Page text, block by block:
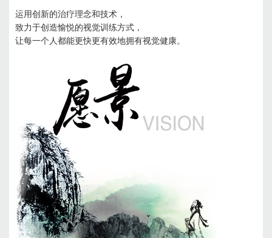
运用创新的治疗理念和技术，
致力于创造愉悦的视觉训练方式，
让每一个人都能更快更有效地拥有视觉健康。